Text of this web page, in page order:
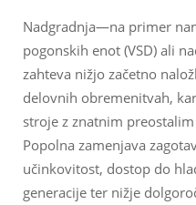
Nadgradnja—na primer
pogonskih enot (VSD) ali
zahteva nižjo začetno
delovnih obremenitvah,
stroje z znatnim
Popolna zamenjava
učinkovitost, dostop do
generacije ter nižje